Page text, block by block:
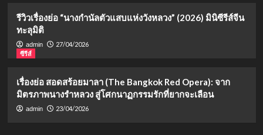
รีวิวเรื่องย่อ “นางกำนัลตัวแสบแห่งวังหลวง” (2026) มินิซีรีส์จีน
ทะลุมิติ
admin
27/04/2026
ซีรีส์
เรื่องย่อ สอดสร้อยมาลา (The Bangkok Red Opera): จาก
มิตรภาพนางรำหลวง สู่โศกนาฏกรรมรักที่ยากจะเลือน
admin 23/04/2026